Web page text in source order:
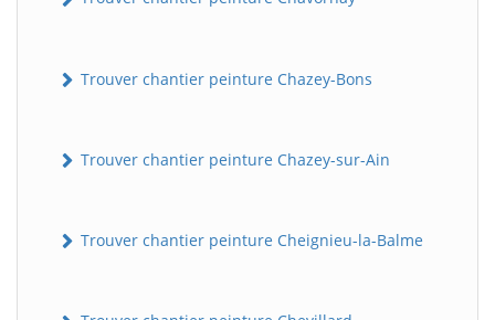
Trouver chantier peinture Chazey-Bons
Trouver chantier peinture Chazey-sur-Ain
Trouver chantier peinture Cheignieu-la-Balme